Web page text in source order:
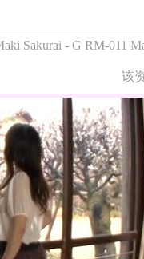
Sakurai - G RM-011
该